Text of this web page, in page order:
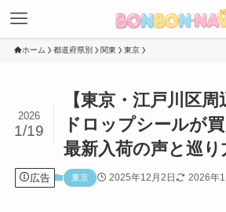
ホーム 都道府県別 関東 東京
【東京・江戸川区
ドロップシールが買
最新入荷の声と巡り
2026
1/19
広告 東京 2025年12月2日 2026年